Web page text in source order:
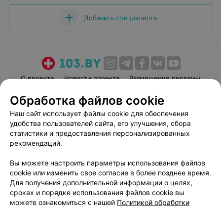
Добавить специалиста
О проекте Новости проекта
Размещение рекламы
Пользовательское соглашение
Способы оплаты
Вакансии
Партнеры
Написать руководителю 103.by
Персональные настройки cookie
Обработка персональных данных
Обработка файлов cookie
Наш сайт использует файлы cookie для обеспечения
удобства пользователей сайта, его улучшения, сбора
статистики и предоставления персонализированных
рекомендаций.
Вы можете настроить параметры использования файлов
cookie или изменить свое согласие в более позднее время.
Для получения дополнительной информации о целях,
сроках и порядке использования файлов cookie вы
можете ознакомиться с нашей Политикой обработки